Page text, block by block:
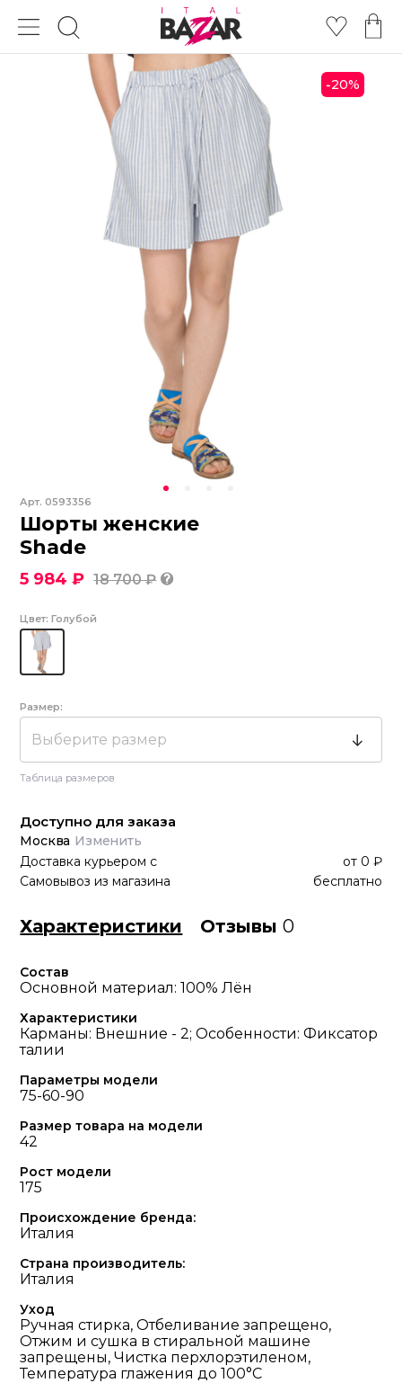
-20%
Арт.0593356
Шорты женские
Shade
5 984 ₽ 18 700 ₽
Цвет: Голубой
Размер:
Выберите размер
Таблица размеров
Доступно для заказа
Москва Изменить
Доставка курьером с от 0 ₽
Самовывоз из магазина
бесплатно
Характеристики Отзывы0
Состав
Основной материал: 100% Лён
Характеристики
Карманы: Внешние - 2; Особенности: Фиксатор
талии
Параметры модели
75-60-90
Размер товара на модели
42
Рост модели
175
Происхождение бренда:
Италия
Страна производитель:
Италия
Уход
Ручная стирка, Отбеливание запрещено,
Отжим и сушка в стиральной машине
запрещены, Чистка перхлорэтиленом,
Температура глажения до 100°С